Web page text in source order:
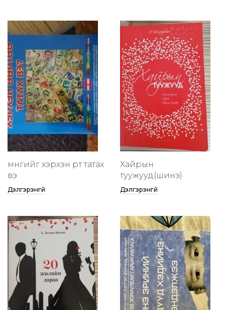
мөнгийг хэрхэн өөртөө татах
вэ
Дэлгэрэнгүй
Хайрын
туужууд(шинэ)
Дэлгэрэнгүй